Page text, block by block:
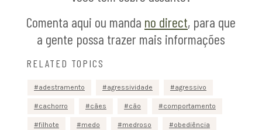
Comenta aqui ou manda no direct, para que
a gente possa trazer mais informações
RELATED TOPICS
adestramento agressividade agressivo
cachorro cães cão comportamento
filhote medo medroso obediência